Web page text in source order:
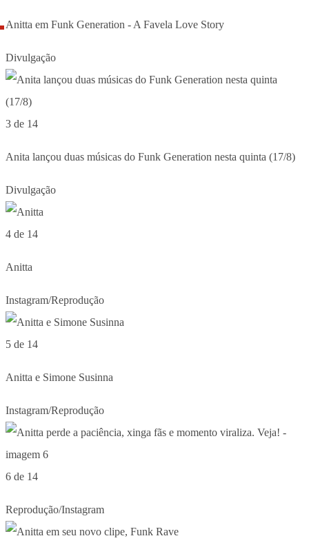
Anitta em Funk Generation - A Favela Love Story
Divulgação
3 de 14
Anita lançou duas músicas do Funk Generation nesta quinta (17/8)
Divulgação
4 de 14
Anitta
Instagram/Reprodução
5 de 14
Anitta e Simone Susinna
Instagram/Reprodução
6 de 14
Reprodução/Instagram